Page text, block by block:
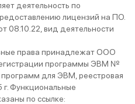
деятельность по
лицензий на ПО.
08.10.22, вид деятельности
права принадлежат ООО
программы ЭВМ №
для ЭВМ, реестровая
Функциональные
по ссылке: